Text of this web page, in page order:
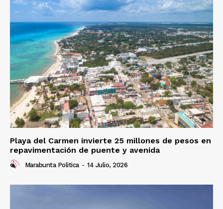
Playa del Carmen invierte 25 millones de pesos en
repavimentación de puente y avenida
Marabunta Politica - 14 Julio, 2026